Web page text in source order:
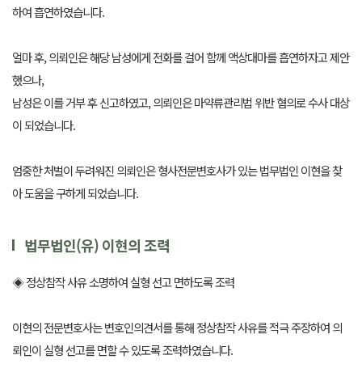
하여 흡연하였습니다.
얼마 후, 의뢰인은 해당 남성에게 전화를 걸어 함께 액상대마를 흡연하자고 제안
했으나,
남성은 이를 거부 후 신고하였고, 의뢰인은 마약류관리법 위반 혐의로 수사 대상
이 되었습니다.
엄중한 처벌이 두려워진 의뢰인은 형사전문변호사가 있는 법무법인 이현을 찾
아 도움을 구하게 되었습니다.
법무법인(유) 이현의 조력
◈ 정상참작 사유 소명하여 실형 선고 면하도록 조력
이현의 전문변호사는 변호인의견서를 통해 정상참작 사유를 적극 주장하여 의
뢰인이 실형 선고를 면할 수 있도록 조력하였습니다.